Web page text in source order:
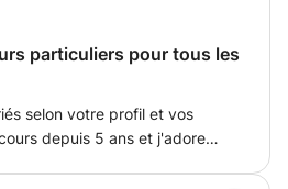
particuliers pour tous les
selon votre profil et vos
depuis 5 ans et j'adore